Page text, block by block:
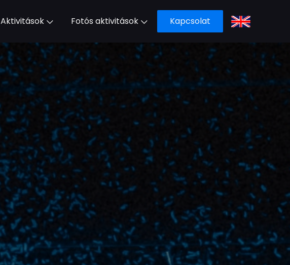
Aktivitások Fotós aktivitások Kapcsolat